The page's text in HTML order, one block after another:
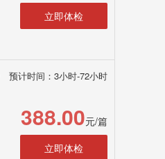
立即体检
预计时间：3小时-72小时
388.00元/篇
立即体检